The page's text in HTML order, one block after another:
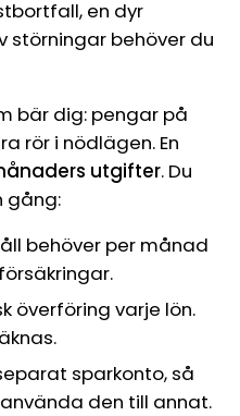
en dyr
störningar behöver du
bär dig: pengar på
rör i nödlägen. En
utgifter. Du
gång:
behöver per månad
överföring varje lön.
sparkonto, så
den till annat.